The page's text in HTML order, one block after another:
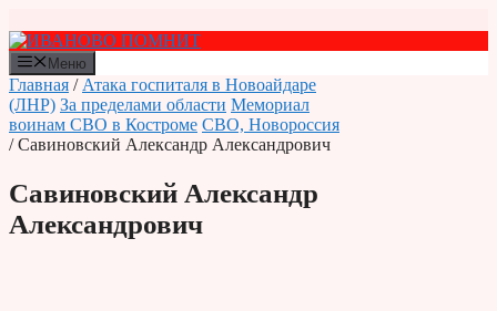
к
содержимому
Меню
Главная / Атака госпиталя в Новоайдаре
(ЛНР) За пределами области Мемориал
воинам СВО в Костроме СВО, Новороссия
/ Савиновский Александр Александрович
Савиновский Александр
Александрович